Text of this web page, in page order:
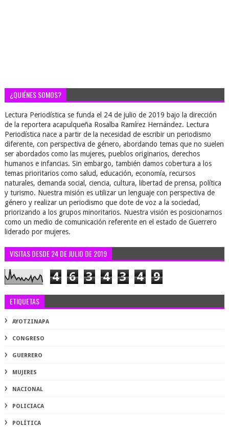
¿QUIÉNES SOMOS?
Lectura Periodística se funda el 24 de julio de 2019 bajo la dirección
de la reportera acapulqueña Rosalba Ramírez Hernández. Lectura
Periodística nace a partir de la necesidad de escribir un periodismo
diferente, con perspectiva de género, abordando temas que no suelen
ser abordados como las mujeres, pueblos originarios, derechos
humanos e infancias. Sin embargo, también damos cobertura a los
temas prioritarios como salud, educación, economía, recursos
naturales, demanda social, ciencia, cultura, libertad de prensa, política
y turismo. Nuestra misión es utilizar un lenguaje con perspectiva de
género y realizar un periodismo que dote de voz a la sociedad,
priorizando a los grupos minoritarios. Nuestra visión es posicionarnos
como un medio de comunicación referente en el estado de Guerrero
liderado por mujeres.
VISITAS DESDE 24 DE JULIO DE 2019
4 6 3 4 3 4 9
ETIQUETAS
AYOTZINAPA
CONGRESO
GUERRERO
MUJERES
NACIONAL
POLICIACA
POLÍTICA